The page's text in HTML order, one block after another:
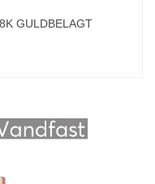
GULDBELAGT